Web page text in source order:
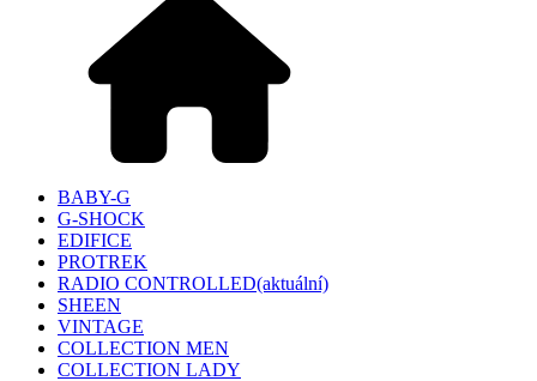
BABY-G
G-SHOCK
EDIFICE
PROTREK
RADIO CONTROLLED(aktuální)
SHEEN
VINTAGE
COLLECTION MEN
COLLECTION LADY